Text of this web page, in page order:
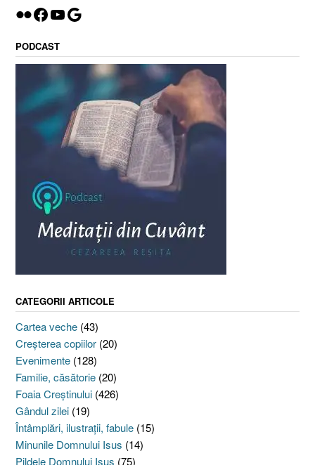
Flickr
Facebook
YouTube
Google
PODCAST
CATEGORII ARTICOLE
Cartea veche (43)
Creşterea copiilor (20)
Evenimente (128)
Familie, căsătorie (20)
Foaia Creştinului (426)
Gândul zilei (19)
Întâmplări, ilustraţii, fabule (15)
Minunile Domnului Isus (14)
Pildele Domnului Isus (75)